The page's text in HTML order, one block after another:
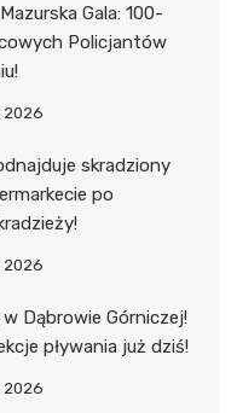
Gala: 100-
Policjantów
2026
skradziony
po
2026
w Dąbrowie Górniczej!
pływania już dziś!
2026